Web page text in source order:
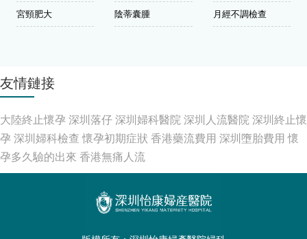
宮頸肥大
陰蒂囊腫
月經不調檢查
友情鏈接
大陸終止懷孕 深圳落仔深圳婦科醫院深圳人流醫院深圳終止懷
孕 深圳婦科檢查 懷孕初期症狀 香港藥流費用 深圳墮胎費用 懷
孕多久驗的出來 香港無痛人流